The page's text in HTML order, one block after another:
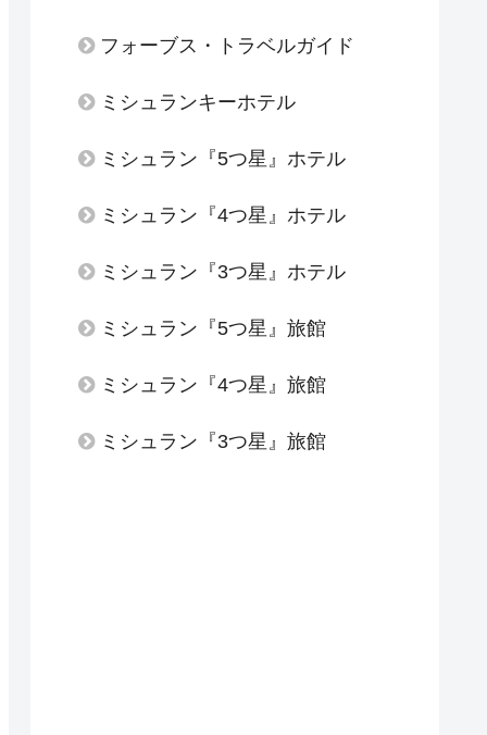
フォーブス・トラベルガイド
ミシュランキーホテル
ミシュラン『5つ星』ホテル
ミシュラン『4つ星』ホテル
ミシュラン『3つ星』ホテル
ミシュラン『5つ星』旅館
ミシュラン『4つ星』旅館
ミシュラン『3つ星』旅館